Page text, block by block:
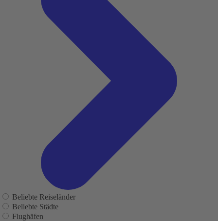
Beliebte Reiseländer
Beliebte Städte
Flughäfen